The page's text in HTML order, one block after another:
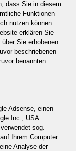
dass Sie in diesem
Funktionen
nutzen können.
erklären Sie
Sie erhobenen
beschriebenen
benannten
Adsense, einen
Inc., USA
sog.
Ihrem Computer
Analyse der